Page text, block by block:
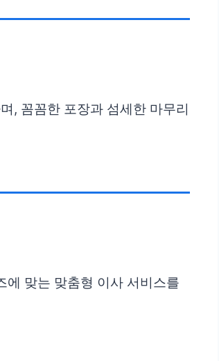
, 꼼꼼한 포장과 섬세한 마무리
에 맞는 맞춤형 이사 서비스를